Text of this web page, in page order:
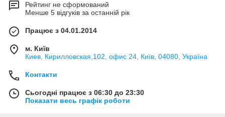
Рейтинг не сформований
Менше 5 відгуків за останній рік
Працює з 04.01.2014
м. Київ
Киев, Кирилловская,102, офис 24, Київ, 04080, Україна
Контакти
Сьогодні працює з 06:30 до 23:30
Показати весь графік роботи